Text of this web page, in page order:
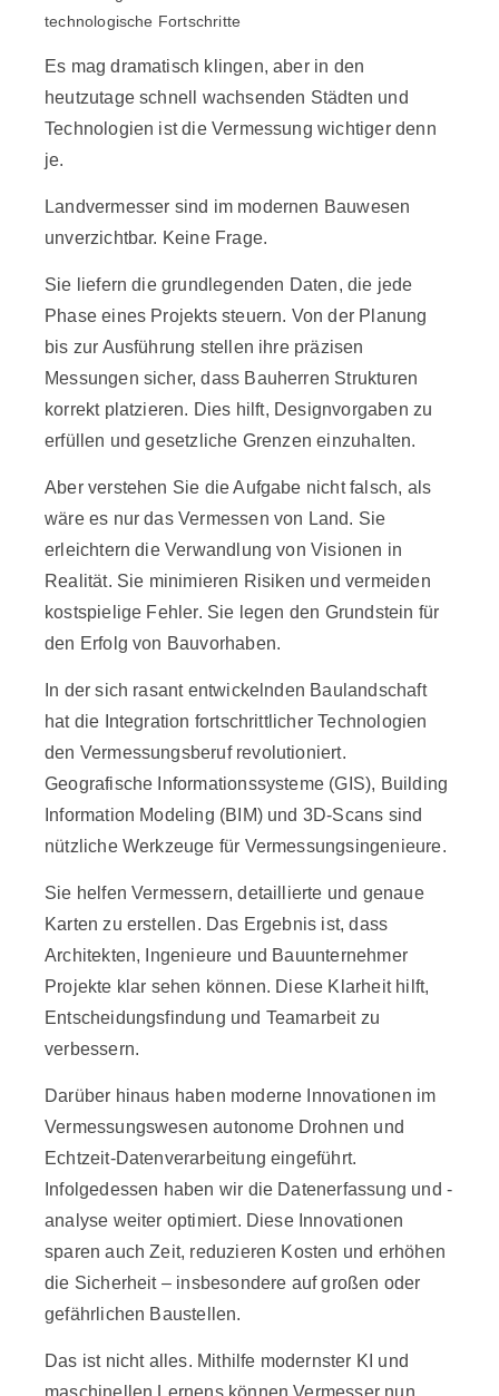
technologische Fortschritte
Es mag dramatisch klingen, aber in den
heutzutage schnell wachsenden Städten und
Technologien ist die Vermessung wichtiger denn
je.
Landvermesser sind im modernen Bauwesen
unverzichtbar. Keine Frage.
Sie liefern die grundlegenden Daten, die jede
Phase eines Projekts steuern. Von der Planung
bis zur Ausführung stellen ihre präzisen
Messungen sicher, dass Bauherren Strukturen
korrekt platzieren. Dies hilft, Designvorgaben zu
erfüllen und gesetzliche Grenzen einzuhalten.
Aber verstehen Sie die Aufgabe nicht falsch, als
wäre es nur das Vermessen von Land. Sie
erleichtern die Verwandlung von Visionen in
Realität. Sie minimieren Risiken und vermeiden
kostspielige Fehler. Sie legen den Grundstein für
den Erfolg von Bauvorhaben.
In der sich rasant entwickelnden Baulandschaft
hat die Integration fortschrittlicher Technologien
den Vermessungsberuf revolutioniert.
Geografische Informationssysteme (GIS), Building
Information Modeling (BIM) und 3D-Scans sind
nützliche Werkzeuge für Vermessungsingenieure.
Sie helfen Vermessern, detaillierte und genaue
Karten zu erstellen. Das Ergebnis ist, dass
Architekten, Ingenieure und Bauunternehmer
Projekte klar sehen können. Diese Klarheit hilft,
Entscheidungsfindung und Teamarbeit zu
verbessern.
Darüber hinaus haben moderne Innovationen im
Vermessungswesen autonome Drohnen und
Echtzeit-Datenverarbeitung eingeführt.
Infolgedessen haben wir die Datenerfassung und -
analyse weiter optimiert. Diese Innovationen
sparen auch Zeit, reduzieren Kosten und erhöhen
die Sicherheit – insbesondere auf großen oder
gefährlichen Baustellen.
Das ist nicht alles. Mithilfe modernster KI und
maschinellen Lernens können Vermesser nun